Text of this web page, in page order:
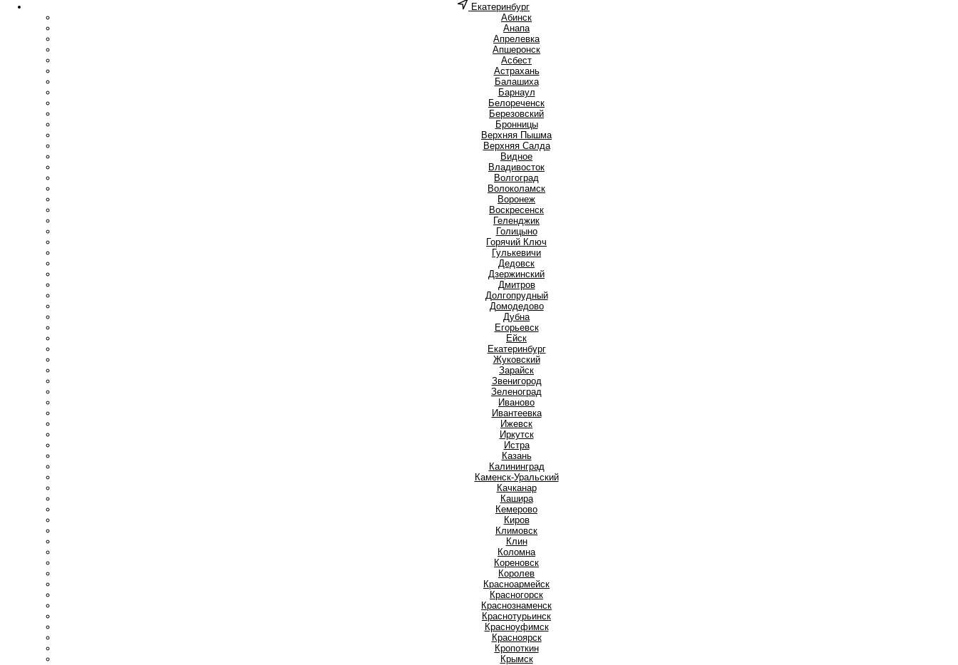
Екатеринбург
Абинск
Анапа
Апрелевка
Апшеронск
Асбест
Астрахань
Балашиха
Барнаул
Белореченск
Березовский
Бронницы
Верхняя Пышма
Верхняя Салда
Видное
Владивосток
Волгоград
Волоколамск
Воронеж
Воскресенск
Геленджик
Голицыно
Горячий Ключ
Гулькевичи
Дедовск
Дзержинский
Дмитров
Долгопрудный
Домодедово
Дубна
Егорьевск
Ейск
Екатеринбург
Жуковский
Зарайск
Звенигород
Зеленоград
Иваново
Ивантеевка
Ижевск
Иркутск
Истра
Казань
Калининград
Каменск-Уральский
Качканар
Кашира
Кемерово
Киров
Климовск
Клин
Коломна
Кореновск
Королев
Красноармейск
Красногорск
Краснознаменск
Краснотурьинск
Красноуфимск
Красноярск
Кропоткин
Крымск